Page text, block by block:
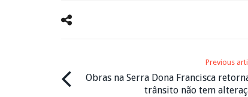
Previous
Obras na Serra Dona Francisca
trânsito não tem